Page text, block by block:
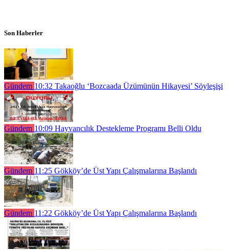
Son Haberler
Gündem 10:32 Takaoğlu ‘Bozcaada Üzümünün Hikayesi’ Söyleşişi
Gündem 10:09 Hayvancılık Destekleme Programı Belli Oldu
Gündem 11:25 Gökköy’de Üst Yapı Çalışmalarına Başlandı
Gündem 11:22 Gökköy’de Üst Yapı Çalışmalarına Başlandı